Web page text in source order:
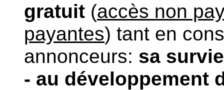
gratuit (accès non
payantes) tant en
annonceurs: sa
- au développement